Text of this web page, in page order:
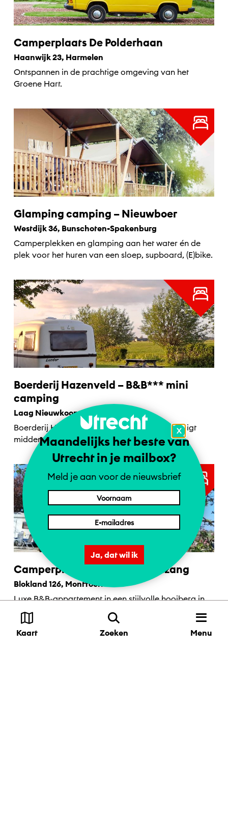
Camperplaats De Polderhaan
Haanwijk 23, Harmelen
Ontspannen in de prachtige omgeving van het
Groene Hart.
Glamping camping – Nieuwboer
Westdijk 36, Bunschoten-Spakenburg
Camperplekken en glamping aan het water én de
plek voor het huren van een sloep, supboard, (E)bike.
Boerderij Hazenveld – B&B*** mini
camping
Laag Nieuwkoop 36, Kockengen
Boerderij Hazenveld B&B*** en minicamping ligt
midden in het Groene Hart.
Camperplaats Nieuw Vogelenzang
Blokland 126, Montfoort
Luxe B&B-appartement in een stijlvolle hooiberg in
Polsbroek. Met wellness, rust, uitzicht en ontbijtmand.
Beleef het Groene Hart...
X
Maandelijks het beste van
Utrecht in je mailbox?
Meld je aan voor de nieuwsbrief
1 = NL | 2 = DE | 4 = EN
Ja, dat wil ik
Kaart Zoeken Menu